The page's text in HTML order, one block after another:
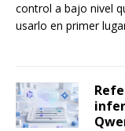
control a bajo nivel
usarlo en primer